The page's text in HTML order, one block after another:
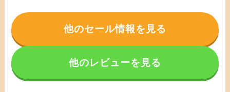
他のセール情報を見る
他のレビューを見る